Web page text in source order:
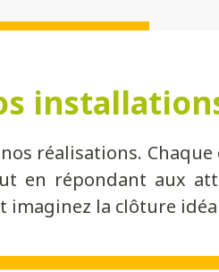
réalisations.
en répondant aux
la clôture